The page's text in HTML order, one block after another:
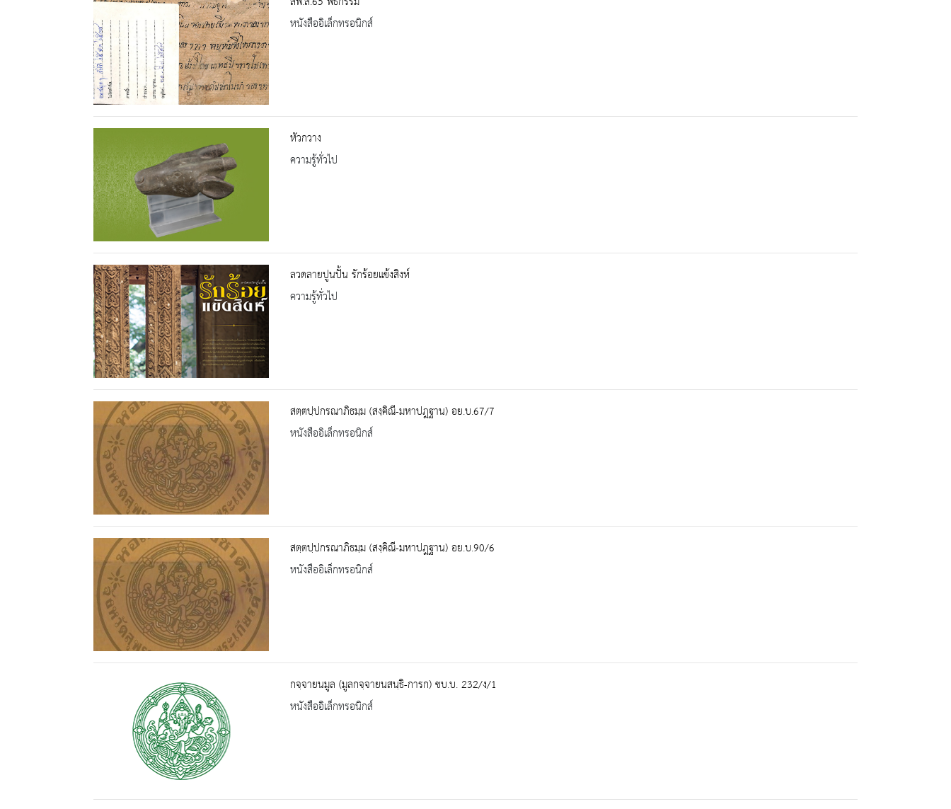
หนังสืออิเล็กทรอนิกส์
หัวกวาง
ความรู้ทั่วไป
ลวดลายปูนปั้น รักร้อยแข้งสิงห์
ความรู้ทั่วไป
สตฺตปฺปกรณาภิธมฺม (สงฺคิณี-มหาปฎฐาน) อย.บ.67/7
หนังสืออิเล็กทรอนิกส์
สตฺตปฺปกรณาภิธมฺม (สงฺคิณี-มหาปฎฐาน) อย.บ.90/6
หนังสืออิเล็กทรอนิกส์
กจฺจายนมูล (มูลกจฺจายนสนฺธิ-การก) ชบ.บ. 232/ง/1
หนังสืออิเล็กทรอนิกส์